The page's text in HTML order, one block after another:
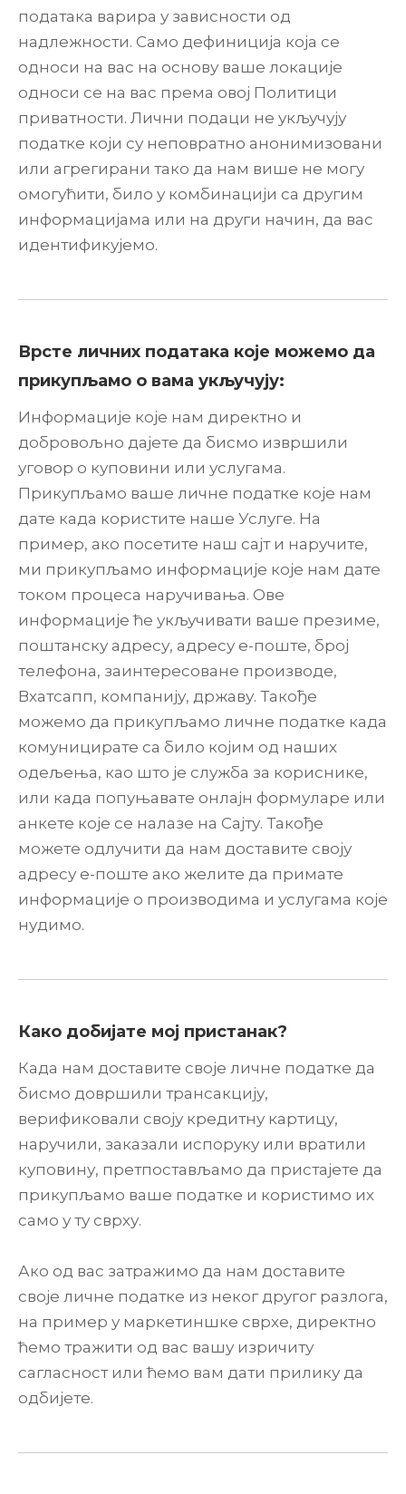
података варира у зависности од
надлежности. Само дефиниција која се
односи на вас на основу ваше локације
односи се на вас према овој Политици
приватности. Лични подаци не укључују
податке који су неповратно анонимизовани
или агрегирани тако да нам више не могу
омогућити, било у комбинацији са другим
информацијама или на други начин, да вас
идентификујемо.
Врсте личних података које можемо да
прикупљамо о вама укључују:
Информације које нам директно и
добровољно дајете да бисмо извршили
уговор о куповини или услугама.
Прикупљамо ваше личне податке које нам
дате када користите наше Услуге. На
пример, ако посетите наш сајт и наручите,
ми прикупљамо информације које нам дате
током процеса наручивања. Ове
информације ће укључивати ваше презиме,
поштанску адресу, адресу е-поште, број
телефона, заинтересоване производе,
Вхатсапп, компанију, државу. Такође
можемо да прикупљамо личне податке када
комуницирате са било којим од наших
одељења, као што је служба за кориснике,
или када попуњавате онлајн формуларе или
анкете које се налазе на Сајту. Такође
можете одлучити да нам доставите своју
адресу е-поште ако желите да примате
информације о производима и услугама које
нудимо.
Како добијате мој пристанак?
Када нам доставите своје личне податке да
бисмо довршили трансакцију,
верификовали своју кредитну картицу,
наручили, заказали испоруку или вратили
куповину, претпостављамо да пристајете да
прикупљамо ваше податке и користимо их
само у ту сврху.
Ако од вас затражимо да нам доставите
своје личне податке из неког другог разлога,
на пример у маркетиншке сврхе, директно
ћемо тражити од вас вашу изричиту
сагласност или ћемо вам дати прилику да
одбијете.